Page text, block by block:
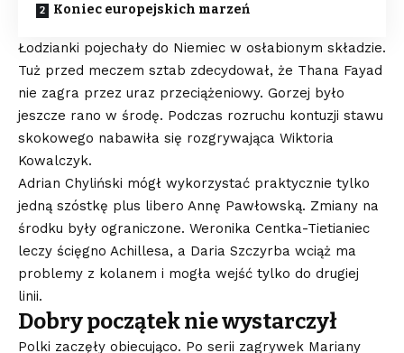
Koniec europejskich marzeń
Łodzianki pojechały do Niemiec w osłabionym składzie.
Tuż przed meczem sztab zdecydował, że Thana Fayad
nie zagra przez uraz przeciążeniowy. Gorzej było
jeszcze rano w środę. Podczas rozruchu kontuzji stawu
skokowego nabawiła się rozgrywająca Wiktoria
Kowalczyk.
Adrian Chyliński mógł wykorzystać praktycznie tylko
jedną szóstkę plus libero Annę Pawłowską. Zmiany na
środku były ograniczone. Weronika Centka-Tietianiec
leczy ścięgno Achillesa, a Daria Szczyrba wciąż ma
problemy z kolanem i mogła wejść tylko do drugiej
linii.
Dobry początek nie wystarczył
Polki zaczęły obiecująco. Po serii zagrywek Mariany